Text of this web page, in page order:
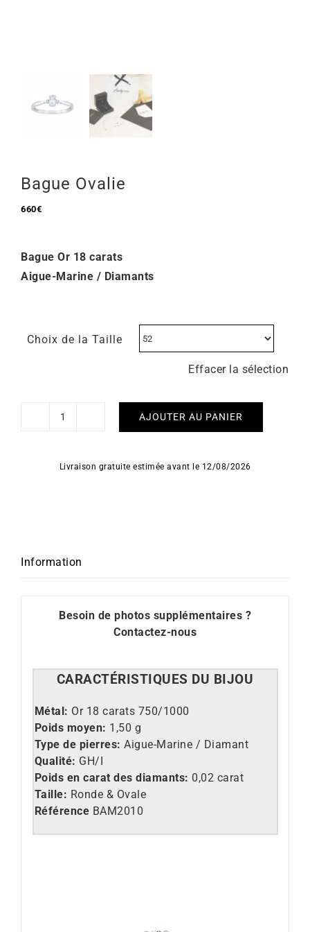
Bague Ovalie
660€
Bague Or 18 carats
Aigue-Marine / Diamants
Choix de la Taille
Effacer la sélection
quantité
Ovalie
AJOUTER AU PANIER
Livraison gratuite estimée avant le 12/08/2026
Information
Besoin de photos supplémentaires ?
Contactez-nous
CARACTÉRISTIQUES DU BIJOU
Métal: Or 18 carats 750/1000
Poids moyen: 1,50 g
Type de pierres: Aigue-Marine / Diamant
Qualité: GH/I
Poids en carat des diamants: 0,02 carat
Taille: Ronde & Ovale
Référence BAM2010